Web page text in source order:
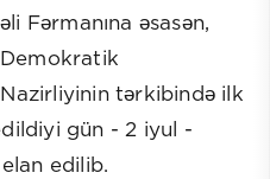
Fərmanına əsasən,
Demokratik
Nazirliyinin tərkibində ilk
gün - 2 iyul -
edilib.